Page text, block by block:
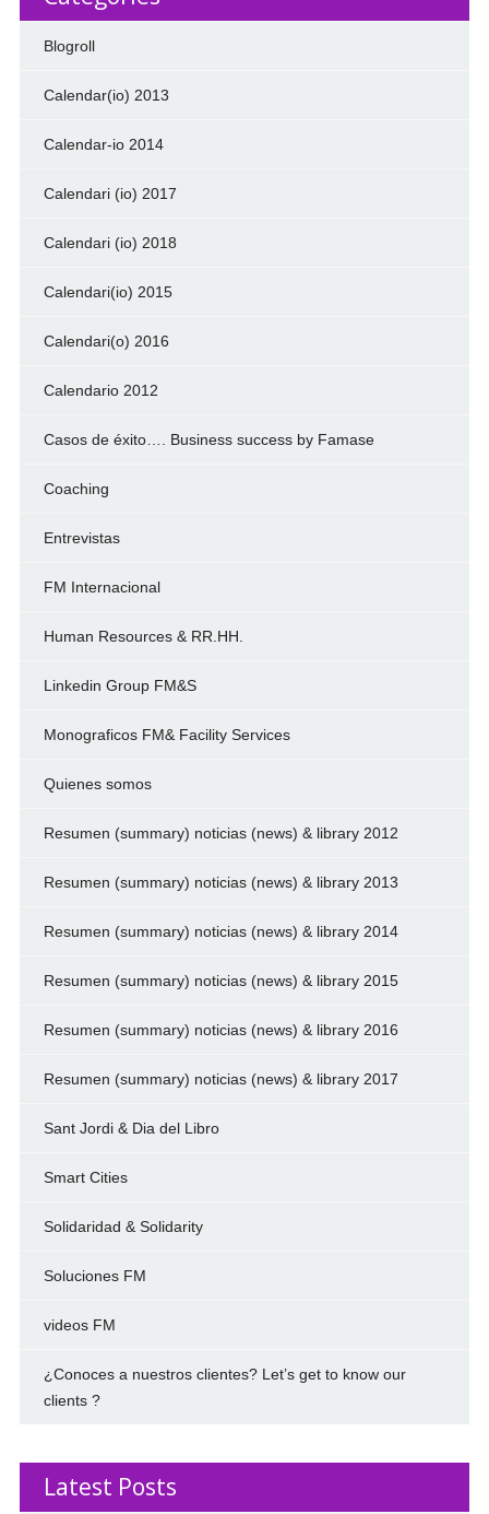
Blogroll
Calendar(io) 2013
Calendar-io 2014
Calendari (io) 2017
Calendari (io) 2018
Calendari(io) 2015
Calendari(o) 2016
Calendario 2012
Casos de éxito…. Business success by Famase
Coaching
Entrevistas
FM Internacional
Human Resources & RR.HH.
Linkedin Group FM&S
Monograficos FM& Facility Services
Quienes somos
Resumen (summary) noticias (news) & library 2012
Resumen (summary) noticias (news) & library 2013
Resumen (summary) noticias (news) & library 2014
Resumen (summary) noticias (news) & library 2015
Resumen (summary) noticias (news) & library 2016
Resumen (summary) noticias (news) & library 2017
Sant Jordi & Dia del Libro
Smart Cities
Solidaridad & Solidarity
Soluciones FM
videos FM
¿Conoces a nuestros clientes? Let’s get to know our
clients ?
Latest Posts